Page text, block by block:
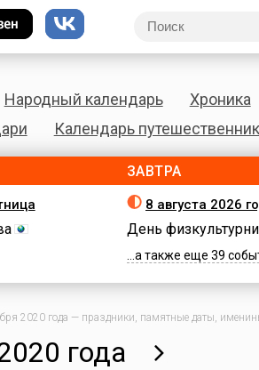
Народный календарь Хроника
Календарь
ЗАВТРА
8 августа 2026
День
...а также еще 39
2020 года — праздники, памятные даты,
года